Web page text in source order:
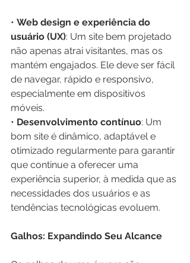
• Web design e experiência do
usuário (UX): Um site bem projetado
não apenas atrai visitantes, mas os
mantém engajados. Ele deve ser fácil
de navegar, rápido e responsivo,
especialmente em dispositivos
móveis.
• Desenvolvimento contínuo: Um
bom site é dinâmico, adaptável e
otimizado regularmente para garantir
que continue a oferecer uma
experiência superior, à medida que as
necessidades dos usuários e as
tendências tecnológicas evoluem.
Galhos: Expandindo Seu Alcance